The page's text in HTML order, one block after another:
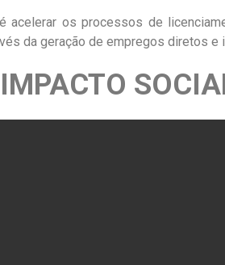
acelerar os processos de
da geração de empregos diretos e
IMPACTO